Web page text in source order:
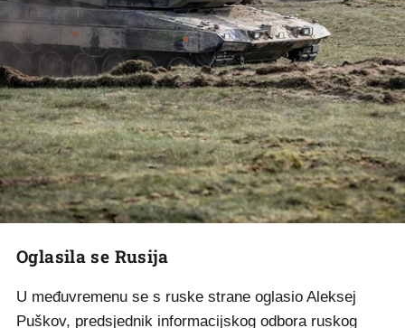
Oglasila se Rusija
U međuvremenu se s ruske strane oglasio Aleksej
Puškov, predsjednik informacijskog odbora ruskog